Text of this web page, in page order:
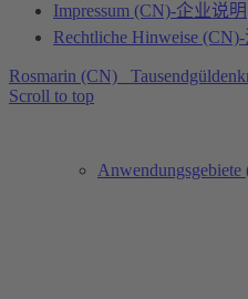
Anwendungsgebiete
Impressum (CN)-企业说明
Rechtliche Hinweise
Rosmarin (CN)
Scroll to top